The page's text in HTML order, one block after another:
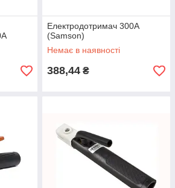
Електродотримач 300А
(Samson)
Немає в наявності
388,44 ₴